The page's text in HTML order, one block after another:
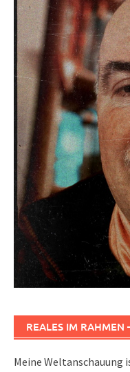
REALES IM RAHMEN
Meine Weltanschauung